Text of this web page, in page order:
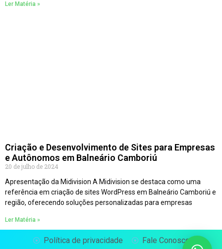
Ler Matéria »
Criação e Desenvolvimento de Sites para Empresas
e Autônomos em Balneário Camboriú
20 de julho de 2024
Apresentação da Midivision A Midivision se destaca como uma
referência em criação de sites WordPress em Balneário Camboriú e
região, oferecendo soluções personalizadas para empresas
Ler Matéria »
Política de privacidade Fale Conosco